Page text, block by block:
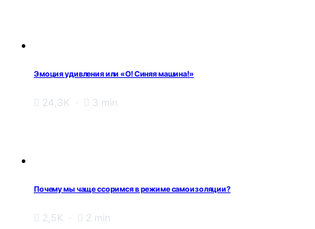
Эмоция удивления или «О! Синяя машина!»
24,3K 3 min
Почему мы чаще ссоримся в режиме самоизоляции?
2,5K 2 min